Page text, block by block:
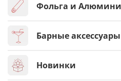
Фольга и
Барные аксессуары
Новинки